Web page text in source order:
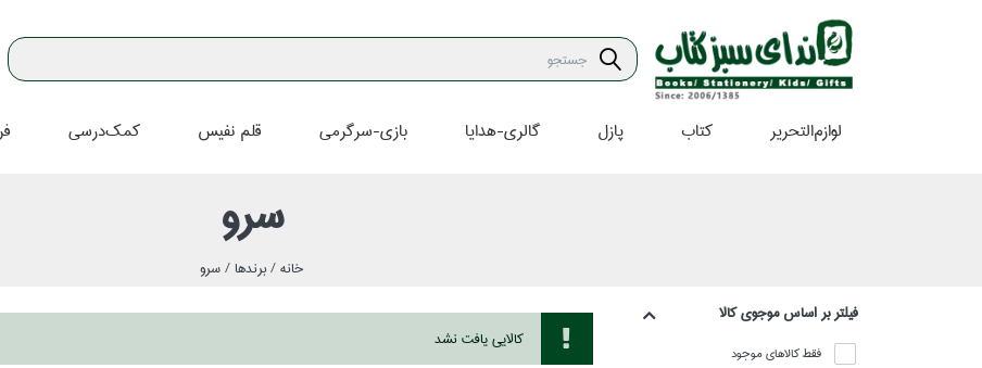
لوازم‌التحرير كتاب پازل گالري-هدايا بازي-سرگرمي قلم نفيس كمك‌درسي
سرو
خانه /برندها /سرو
فيلتر بر اساس موجوي كالا
فقط كالاهاي موجود
كالايي يافت نشد